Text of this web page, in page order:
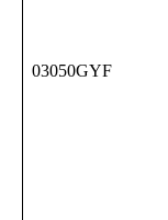
03050GYF